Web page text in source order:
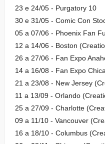
23 e 24/05 - Purgatory 10
30 e 31/05 - Comic Con
05 a 07/06 - Phoenix Fan
12 a 14/06 - Boston
26 a 27/06 - Fan Expo
14 a 16/08 - Fan Expo
21 a 23/08 - New Jersey
11 a 13/09 - Orlando
25 a 27/09 - Charlotte
09 a 11/10 - Vancouver
16 a 18/10 - Columbus